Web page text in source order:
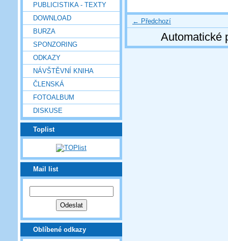
PUBLICISTIKA - TEXTY
DOWNLOAD
BURZA
SPONZORING
ODKAZY
NÁVŠTĚVNÍ KNIHA
ČLENSKÁ
FOTOALBUM
DISKUSE
Toplist
Mail list
Oblíbené odkazy
← Předchozí
Automatické